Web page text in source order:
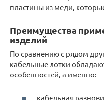
пластины из меди,
Преимущества
изделий
По сравнению с рядом
кабельные лотки
особенностей, а именно:
кабельная